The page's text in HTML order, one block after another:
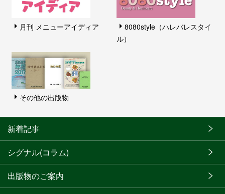
月刊 メニューアイディア
8080style（ハレバレスタイ
ル）
その他の出版物
新着記事
シグナル(コラム)
出版物のご案内